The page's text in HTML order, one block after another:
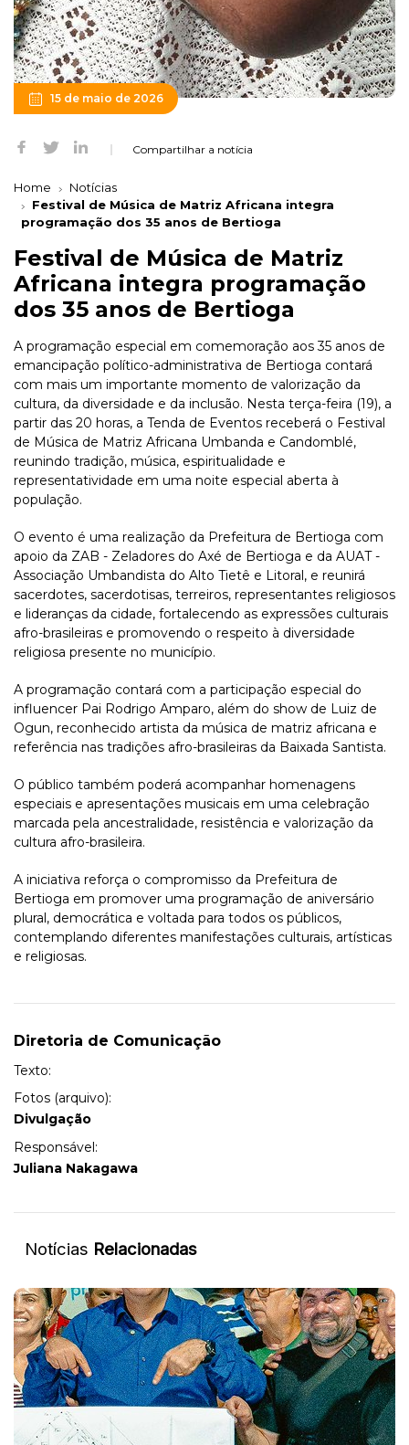
15 de maio de 2026
Compartilhar a notícia
Home
Notícias
Festival de Música de Matriz Africana integra
programação dos 35 anos de Bertioga
Festival de Música de Matriz
Africana integra programação
dos 35 anos de Bertioga
A programação especial em comemoração aos 35 anos de
emancipação político-administrativa de Bertioga contará
com mais um importante momento de valorização da
cultura, da diversidade e da inclusão. Nesta terça-feira (19), a
partir das 20 horas, a Tenda de Eventos receberá o Festival
de Música de Matriz Africana Umbanda e Candomblé,
reunindo tradição, música, espiritualidade e
representatividade em uma noite especial aberta à
população.
O evento é uma realização da Prefeitura de Bertioga com
apoio da ZAB - Zeladores do Axé de Bertioga e da AUAT -
Associação Umbandista do Alto Tietê e Litoral, e reunirá
sacerdotes, sacerdotisas, terreiros, representantes religiosos
e lideranças da cidade, fortalecendo as expressões culturais
afro-brasileiras e promovendo o respeito à diversidade
religiosa presente no município.
A programação contará com a participação especial do
influencer Pai Rodrigo Amparo, além do show de Luiz de
Ogun, reconhecido artista da música de matriz africana e
referência nas tradições afro-brasileiras da Baixada Santista.
O público também poderá acompanhar homenagens
especiais e apresentações musicais em uma celebração
marcada pela ancestralidade, resistência e valorização da
cultura afro-brasileira.
A iniciativa reforça o compromisso da Prefeitura de
Bertioga em promover uma programação de aniversário
plural, democrática e voltada para todos os públicos,
contemplando diferentes manifestações culturais, artísticas
e religiosas.
Diretoria de Comunicação
Texto:
Fotos (arquivo):
Divulgação
Responsável:
Juliana Nakagawa
Notícias Relacionadas